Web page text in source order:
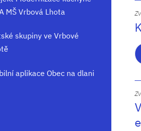
MŠ Vrbová Lhota
skupiny ve Vrbové
aplikace Obec na dlani